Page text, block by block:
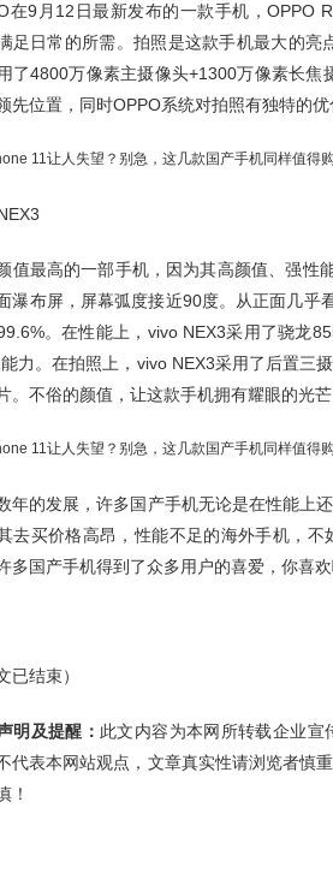
在9月12日最新发布的一款手机，OPPO
足日常的所需。拍照是这款手机最大的
了4800万像素主摄像头+1300万像素长
先位置，同时OPPO系统对拍照有独特的
值最高的一部手机，因为其高颜值、强性
瀑布屏，屏幕弧度接近90度。从正面几乎
。在性能上，vivo NEX3采用了骁龙
力。在拍照上，vivo NEX3采用了后置三
。不俗的颜值，让这款手机拥有耀眼的光
年的发展，许多国产手机无论是在性能上
去买价格高昂，性能不足的海外手机，
多国产手机得到了众多用户的喜爱，你喜
已结束）
明及提醒： 此文内容为本网所转载企业宣
代表本网站观点，文章真实性请浏览者慎
！